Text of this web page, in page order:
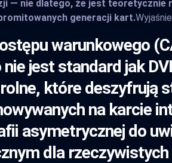
— nie dlatego, że jest teoretycznie
generacji kart.
warunkowego
jest standard jak
które deszyfrują
na karcie
asymetrycznej do
dla